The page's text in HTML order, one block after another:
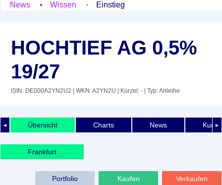
News
Wissen Einstieg
HOCHTIEF AG 0,5%
19/27
ISIN: DE000A2YN2U2 | WKN: A2YN2U | Kürzel: - | Typ: Anleihe
◄ ►
Übersicht Charts News
Frankfurt
Verkaufen
Kaufen
Portfolio